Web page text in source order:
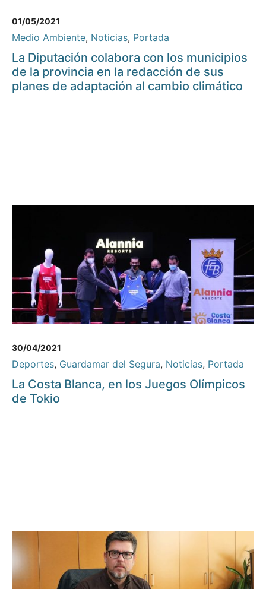
01/05/2021
Medio Ambiente, Noticias, Portada
La Diputación colabora con los municipios
de la provincia en la redacción de sus
planes de adaptación al cambio climático
30/04/2021
Deportes, Guardamar del Segura, Noticias, Portada
La Costa Blanca, en los Juegos Olímpicos
de Tokio